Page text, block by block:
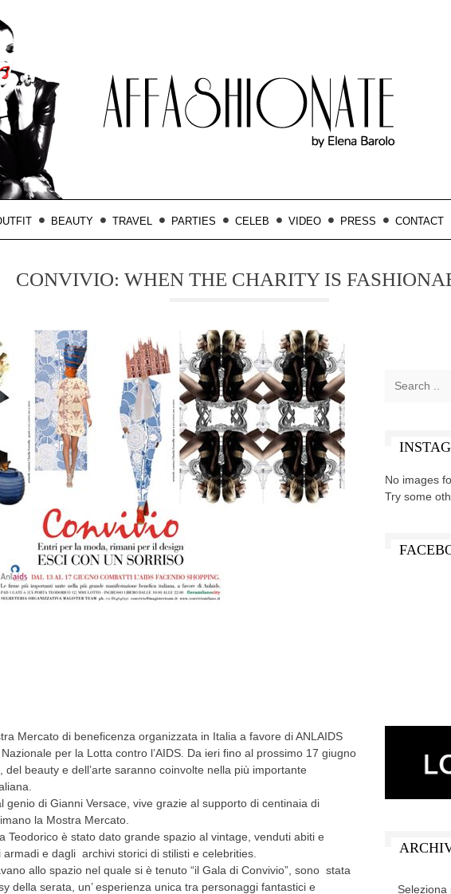
BEAUTY TRAVEL PARTIES CELEB VIDEO PRESS CONTACT
CONVIVIO: WHEN THE CHARITY IS
Mercato di beneficenza organizzata in Italia a favore di ANLAIDS
per la Lotta contro l’AIDS. Da ieri fino al prossimo 17 giugno
del beauty e dell’arte saranno coinvolte nella più importante
genio di Gianni Versace, vive grazie al supporto di centinaia di
la Mostra Mercato.
Teodorico è stato dato grande spazio al vintage, venduti abiti e
e dagli archivi storici di stilisti e celebrities.
allo spazio nel quale si è tenuto “il Gala di Convivio”, sono stata
della serata, un’ esperienza unica tra personaggi fantastici e
No images
Try some